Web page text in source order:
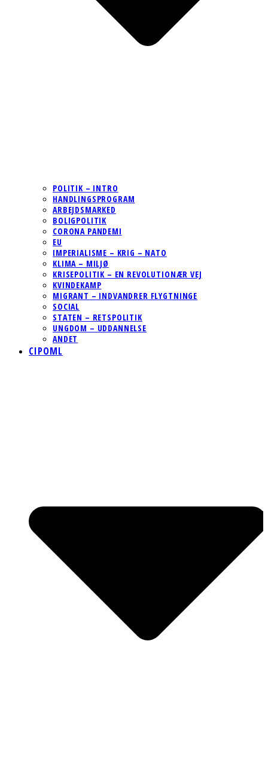
POLITIK – INTRO
HANDLINGSPROGRAM
ARBEJDSMARKED
BOLIGPOLITIK
CORONA PANDEMI
EU
IMPERIALISME – KRIG – NATO
KLIMA – MILJØ
KRISEPOLITIK – EN REVOLUTIONÆR VEJ
KVINDEKAMP
MIGRANT – INDVANDRER FLYGTNINGE
SOCIAL
STATEN – RETSPOLITIK
UNGDOM – UDDANNELSE
ANDET
CIPOML